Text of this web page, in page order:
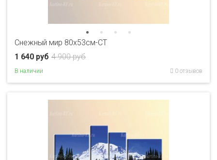
Снежный мир 80x53см-CT
4 900 руб
1 640 руб
В наличии 0 отзывов